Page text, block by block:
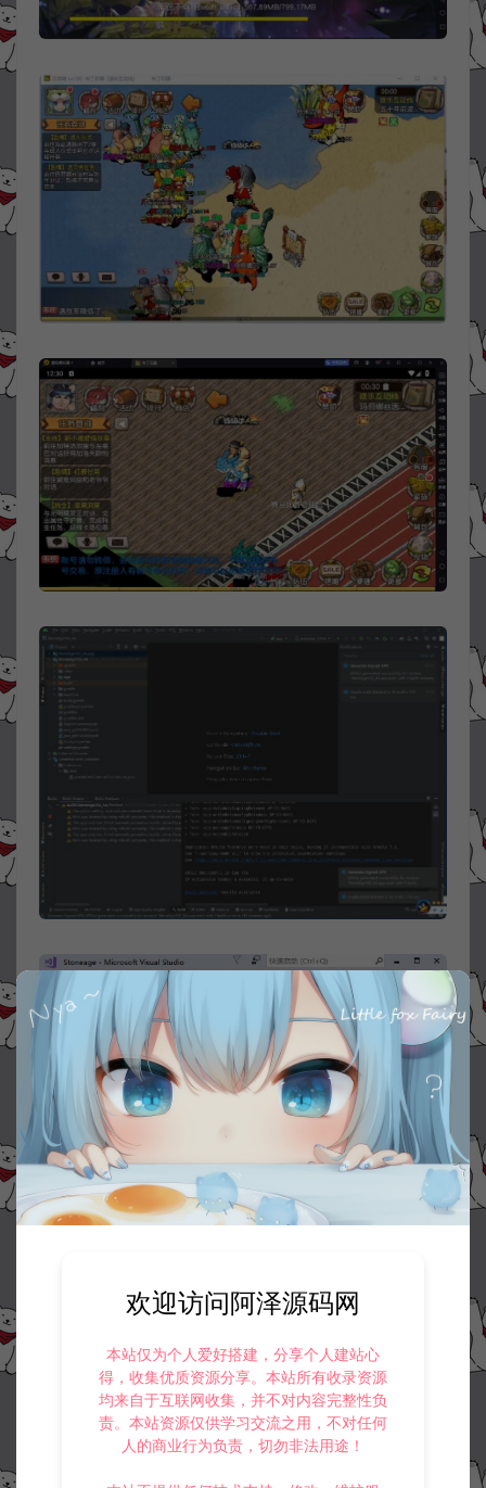
欢迎访问阿泽源码网
本站仅为个人爱好搭建，分享个人建站心
得，收集优质资源分享。本站所有收录资源
均来自于互联网收集，并不对内容完整性负
责。本站资源仅供学习交流之用，不对任何
人的商业行为负责，切勿非法用途！